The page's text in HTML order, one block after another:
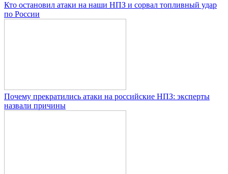
Кто остановил атаки на наши НПЗ и сорвал топливный удар
по России
Почему прекратились атаки на российские НПЗ: эксперты
назвали причины